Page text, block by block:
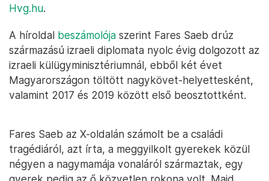
Hvg.hu.
A híroldal beszámolója szerint Fares Saeb drúz
származású izraeli diplomata nyolc évig dolgozott az
izraeli külügyminisztériumnál, ebből két évet
Magyarországon töltött nagykövet-helyettesként,
valamint 2017 és 2019 között első beosztottként.
Fares Saeb az X-oldalán számolt be a családi
tragédiáról, azt írta, a meggyilkolt gyerekek közül
négyen a nagymamája vonaláról származtak, egy